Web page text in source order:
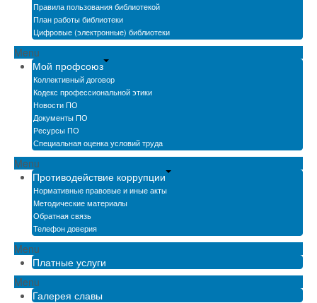
Правила пользования библиотекой
План работы библиотеки
Цифровые (электронные) библиотеки
Menu
Мой профсоюз
Коллективный договор
Кодекс профессиональной этики
Новости ПО
Документы ПО
Ресурсы ПО
Специальная оценка условий труда
Menu
Противодействие коррупции
Нормативные правовые и иные акты
Методические материалы
Обратная связь
Телефон доверия
Menu
Платные услуги
Menu
Галерея славы